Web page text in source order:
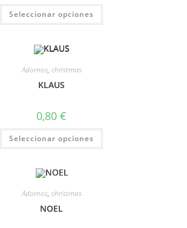
Seleccionar opciones
Adornos, christmas
KLAUS
0,80 €
Seleccionar opciones
Adornos, christmas
NOEL